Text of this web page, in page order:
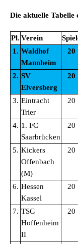
Die aktuelle Tabelle
Pl. Verein
1. Waldhof
Mannheim
20
2. SV
Elversberg
20
3. Eintracht
Trier
20
4. 1. FC
Saarbrücken
20
5. Kickers
Offenbach
(M)
20
6. Hessen
Kassel
20
7. TSG
Hoffenheim
II
20